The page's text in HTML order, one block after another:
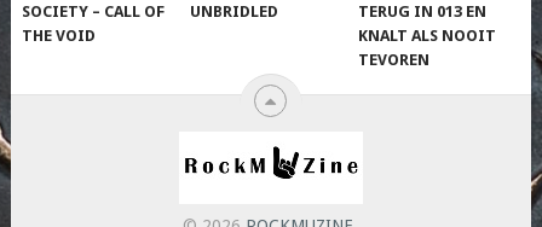
SOCIETY – CALL OF
THE VOID
UNBRIDLED
TERUG IN 013 EN
KNALT ALS NOOIT
TEVOREN